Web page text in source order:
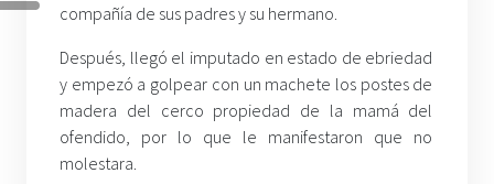
compañía de sus padres y su hermano.
Después, llegó el imputado en estado de ebriedad
y empezó a golpear con un machete los postes de
madera del cerco propiedad de la mamá del
ofendido, por lo que le manifestaron que no
molestara.